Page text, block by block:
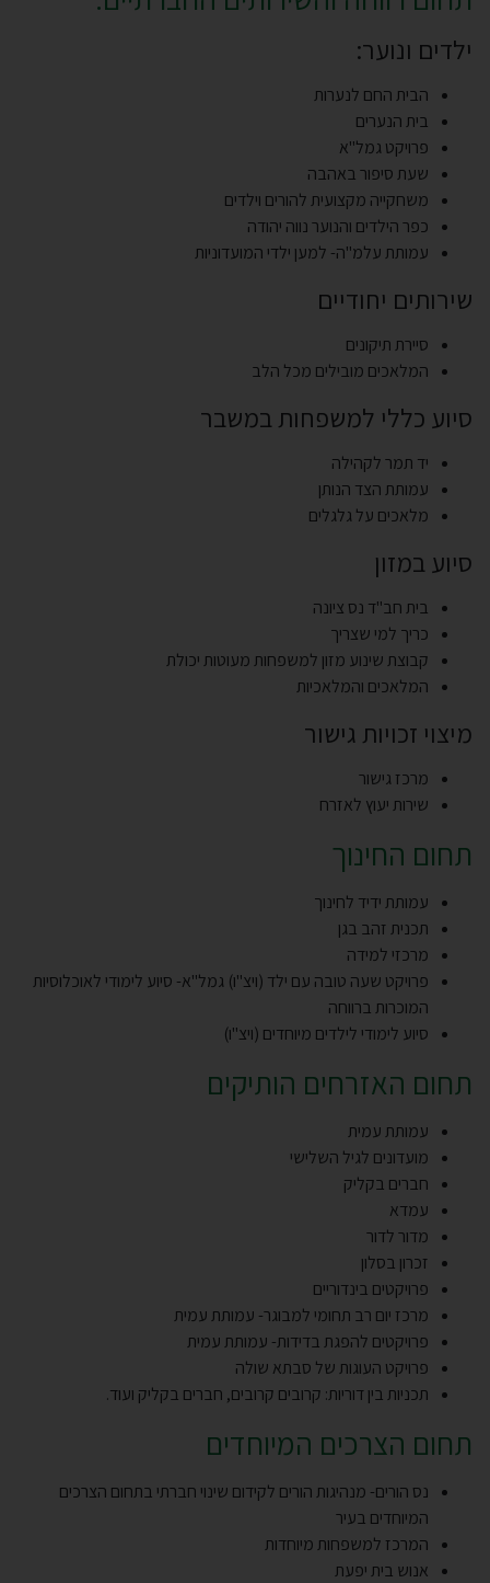
ילדים ונוער:
הבית החם לנערות
בית הנערים
פרויקט גמל"א
שעת סיפור באהבה
משחקייה מקצועית להורים וילדים
כפר הילדים והנוער נווה יהודה
עמותת עלמ"ה- למען ילדי המועדוניות
שירותים יחודיים
סיירת תיקונים
המלאכים מובילים מכל הלב
סיוע כללי למשפחות במשבר
יד תמר לקהילה
עמותת הצד הנותן
מלאכים על גלגלים
סיוע במזון
בית חב"ד נס ציונה
כריך למי שצריך
קבוצת שינוע מזון למשפחות מעוטות יכולת
המלאכים והמלאכיות
מיצוי זכויות גישור
מרכז גישור
שירות יעוץ לאזרח
תחום החינוך
עמותת ידיד לחינוך
תכנית זהב בגן
מרכזי למידה
פרויקט שעה טובה עם ילד (ויצ"ו) גמל"א- סיוע לימודי לאוכלוסיות
המוכרות ברווחה
סיוע לימודי לילדים מיוחדים (ויצ"ו)
תחום האזרחים הותיקים
עמותת עמית
מועדונים לגיל השלישי
חברים בקליק
עמדא
מדור לדור
זכרון בסלון
פרויקטים בינדוריים
מרכז יום רב תחומי למבוגר- עמותת עמית
פרויקטים להפגת בדידות- עמותת עמית
פרויקט העוגות של סבתא שולה
תכניות בין דוריות: קרובים קרובים, חברים בקליק ועוד.
תחום הצרכים המיוחדים
נס הורים- מנהיגות הורים לקידום שינוי חברתי בתחום הצרכים
המיוחדים בעיר
המרכז למשפחות מיוחדות
אנוש בית יפעת